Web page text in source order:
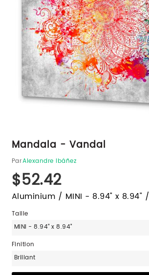
Mandala - Vandal
ParAlexandre Ibáñez
$52.42
Aluminium / MINI - 8.94" x 8.94"
Taille
MINI - 8.94" x 8.94"
Finition
Brillant